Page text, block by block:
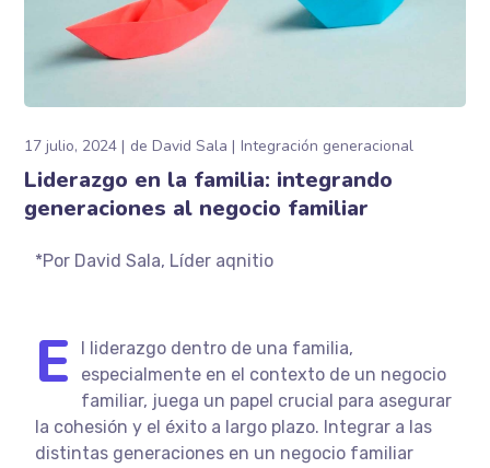
17 julio, 2024 deDavid Sala Integración generacional
Liderazgo en la familia: integrando
generaciones al negocio familiar
*Por David Sala, Líder aqnitio
E l liderazgo dentro de una familia,
especialmente en el contexto de un negocio
familiar, juega un papel crucial para asegurar
la cohesión y el éxito a largo plazo. Integrar a las
distintas generaciones en un negocio familiar